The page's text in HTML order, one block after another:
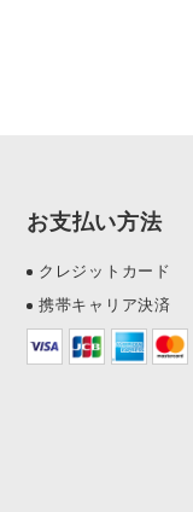
お支払い方法
クレジットカード
携帯キャリア決済